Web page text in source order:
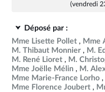
(vendredi
Déposé par :
Mme Lisette Pollet
Mme
M. Thibaut Monnier
M.
M. René Lioret
M.
Mme Joëlle Mélin
M.
Mme Marie-France Lorho
Mme Florence Joubert